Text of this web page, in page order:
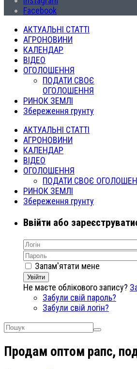
Facebook
АКТУАЛЬНІ СТАТТІ
АГРОНОВИНИ
КАЛЕНДАР
ВІДЕО
ОГОЛОШЕННЯ
ПОДАТИ СВОЄ
ОГОЛОШЕННЯ
РИНОК ЗЕМЛІ
Збереження грунту
АКТУАЛЬНІ СТАТТІ
АГРОНОВИНИ
КАЛЕНДАР
ВІДЕО
ОГОЛОШЕННЯ
ПОДАТИ СВОЄ
РИНОК ЗЕМЛІ
Збереження грунту
Ввійти або
Запам'ятати мене
Увійти
Не маєте облікового запису?
Забули свій пароль?
Забули свій логін?
Продам оптом рапс,